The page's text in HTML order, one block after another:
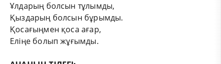
Ұлдарың болсын тұлымды,
Қыздарың болсын бұрымды.
Қосағыңмен қоса ағар,
Еліңе болып жұғымды.